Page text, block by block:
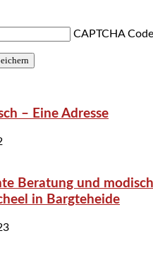
CAPTCHA Code
– Eine Adresse
Beratung und
in Bargteheide